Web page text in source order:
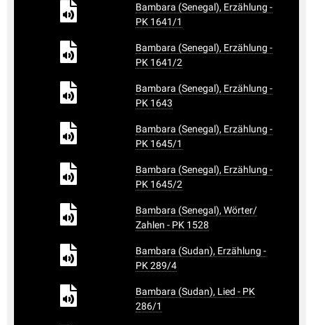
Bambara (Senegal), Erzählung -
PK 1641/1
Bambara (Senegal), Erzählung -
PK 1641/2
Bambara (Senegal), Erzählung -
PK 1643
Bambara (Senegal), Erzählung -
PK 1645/1
Bambara (Senegal), Erzählung -
PK 1645/2
Bambara (Senegal), Wörter/
Zahlen - PK 1528
Bambara (Sudan), Erzählung -
PK 289/4
Bambara (Sudan), Lied - PK
286/1